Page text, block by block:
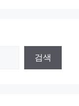
검색